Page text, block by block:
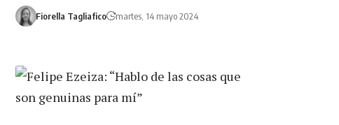
Fiorella Tagliafico martes, 14 mayo 2024